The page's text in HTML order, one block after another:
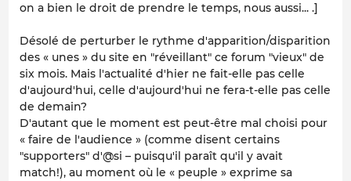
on a bien le droit de prendre le temps, nous aussi... .]
Désolé de perturber le rythme d'apparition/disparition
des « unes » du site en "réveillant" ce forum "vieux" de
six mois. Mais l'actualité d'hier ne fait-elle pas celle
d'aujourd'hui, celle d'aujourd'hui ne fera-t-elle pas celle
de demain?
D'autant que le moment est peut-être mal choisi pour
« faire de l'audience » (comme disent certains
"supporters" d'@si – puisqu'il paraît qu'il y avait
match!), au moment où le « peuple » exprime sa